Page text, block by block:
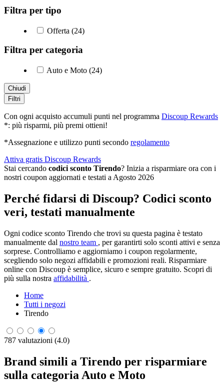
Filtra per tipo
Offerta (24)
Filtra per categoria
Auto e Moto (24)
Chiudi
Filtri
Con ogni acquisto accumuli punti nel programma Discoup Rewards
*: più risparmi, più premi ottieni!
*Assegnazione e utilizzo punti secondo regolamento
Attiva gratis Discoup Rewards
Stai cercando codici sconto Tirendo? Inizia a risparmiare ora con i
nostri coupon aggiornati e testati a Agosto 2026
Perché fidarsi di Discoup? Codici sconto
veri, testati manualmente
Ogni codice sconto Tirendo che trovi su questa pagina è testato
manualmente dal nostro team , per garantirti solo sconti attivi e senza
sorprese. Controlliamo e aggiorniamo i coupon regolarmente,
scegliendo solo negozi affidabili e promozioni reali. Risparmiare
online con Discoup è semplice, sicuro e sempre gratuito. Scopri di
più sulla nostra affidabilità .
Home
Tutti i negozi
Tirendo
787 valutazioni (4.0)
Brand simili a Tirendo per risparmiare
sulla categoria Auto e Moto